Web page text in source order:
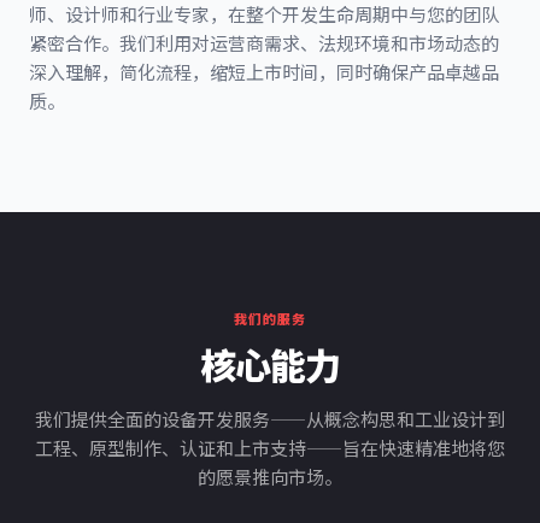
师、设计师和行业专家，在整个开发生命周期中与您的团队
紧密合作。我们利用对运营商需求、法规环境和市场动态的
深入理解，简化流程，缩短上市时间，同时确保产品卓越品
质。
我们的服务
核心能力
我们提供全面的设备开发服务——从概念构思和工业设计到
工程、原型制作、认证和上市支持——旨在快速精准地将您
的愿景推向市场。